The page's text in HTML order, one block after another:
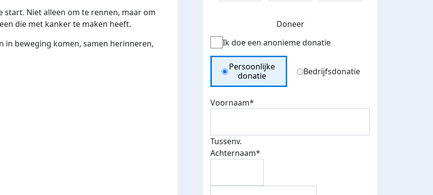
start. Niet alleen om te rennen, maar om
die met kanker te maken heeft.
in beweging komen, samen herinneren,
Doneer
Ik doe een anonieme donatie
Donation Type
Persoonlijke
donatie
Bedrijfsdonatie
Voornaam*
Tussenv.
Achternaam*